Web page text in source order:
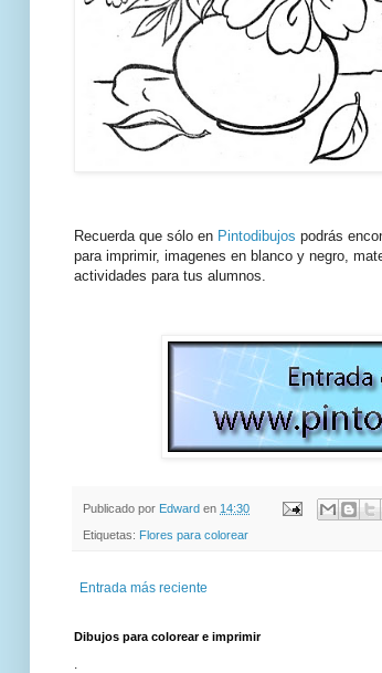
Recuerda que sólo en Pintodibujos podrás
para imprimir, imagenes en blanco y negro,
actividades para tus alumnos.
Publicado por Edward en 14:30
Etiquetas: Flores para colorear
Entrada más reciente
Dibujos para colorear e imprimir
.